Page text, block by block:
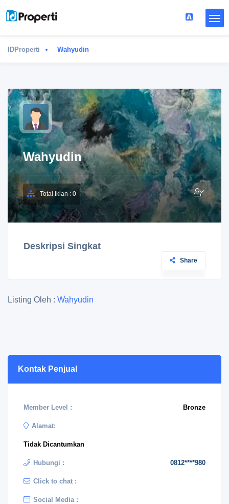
IDProperti Wahyudin
Wahyudin
Total Iklan : 0
Deskripsi Singkat
Share
Listing Oleh : Wahyudin
Kontak Penjual
Member Level : Bronze
Alamat:
Tidak Dicantumkan
Hubungi : 0812****980
Click to chat :
Social Media :